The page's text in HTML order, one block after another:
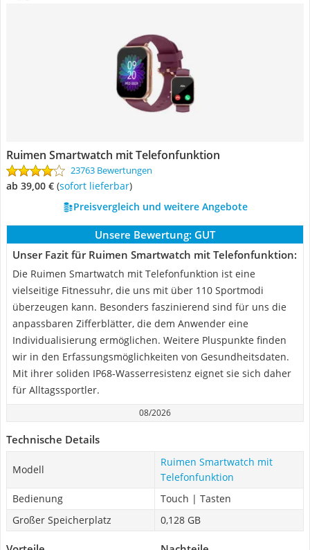
Ruimen Smartwatch mit Telefonfunktion
23763 Bewertungen
ab 39,00 € ( Sofort lieferbar)
Preisvergleich und weitere Angebote
Unsere Bewertung: GUT
Unser Fazit für Ruimen Smartwatch mit Telefonfunktion:
Die Ruimen Smartwatch mit Telefonfunktion ist eine
vielseitige Fitnessuhr, die uns mit über 110 Sportmodi
überzeugen kann. Besonders faszinierend sind für uns die
anpassbaren Zifferblätter, die dem Anwender eine
Individualisierung ermöglichen. Weitere Pluspunkte finden
wir in den Erfassungsmöglichkeiten von Gesundheitsdaten.
Mit ihrer soliden IP68-Wasserresistenz eignet sie sich daher
für Alltagssportler.
08/2026
Technische Details
Modell
Ruimen Smartwatch mit
Telefonfunktion
Bedienung
Touch | Tasten
Großer Speicherplatz
0,128 GB